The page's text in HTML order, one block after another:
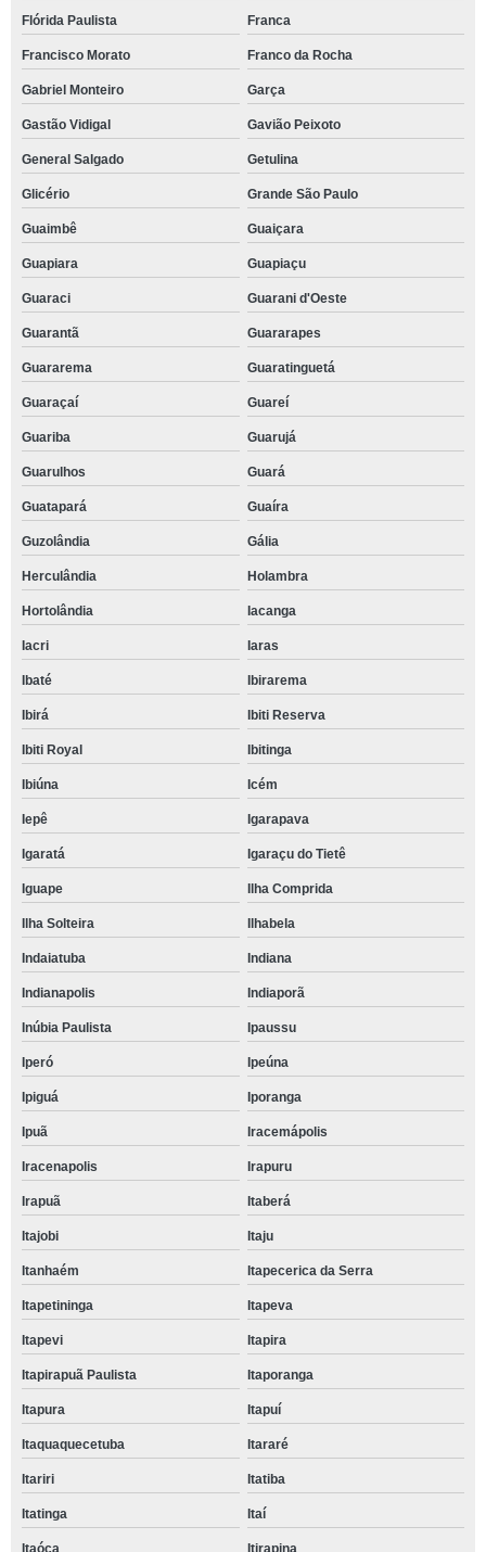
Flórida Paulista Franca
Francisco Morato Franco da Rocha
Gabriel Monteiro Garça
Gastão Vidigal Gavião Peixoto
General Salgado Getulina
Glicério Grande São Paulo
Guaimbê Guaiçara
Guapiara Guapiaçu
Guaraci Guarani d'Oeste
Guarantã Guararapes
Guararema Guaratinguetá
Guaraçaí Guareí
Guariba Guarujá
Guarulhos Guará
Guatapará Guaíra
Guzolândia Gália
Herculândia Holambra
Hortolândia Iacanga
Iacri Iaras
Ibaté Ibirarema
Ibirá Ibiti Reserva
Ibiti Royal Ibitinga
Ibiúna Icém
Iepê Igarapava
Igaratá Igaraçu do Tietê
Iguape Ilha Comprida
Ilha Solteira Ilhabela
Indaiatuba Indiana
Indianapolis Indiaporã
Inúbia Paulista Ipaussu
Iperó Ipeúna
Ipiguá Iporanga
Ipuã Iracemápolis
Iracenapolis Irapuru
Irapuã Itaberá
Itajobi Itaju
Itanhaém Itapecerica da Serra
Itapetininga Itapeva
Itapevi Itapira
Itapirapuã Paulista Itaporanga
Itapura Itapuí
Itaquaquecetuba Itararé
Itariri Itatiba
Itatinga Itaí
Itaóca Itirapina